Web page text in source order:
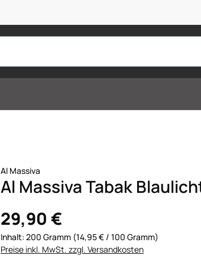
Al Massiva
Al Massiva Tabak
29,90 €
Inhalt: 200 Gramm (14,95 € / 100 Gramm)
Preise inkl. MwSt. zzgl. Versandkosten